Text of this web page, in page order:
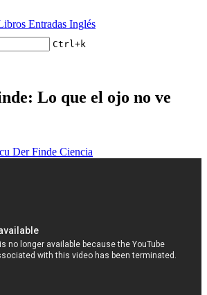
Entradas Inglés
Ctrl+k
Lo que el ojo no ve
Der Finde Ciencia